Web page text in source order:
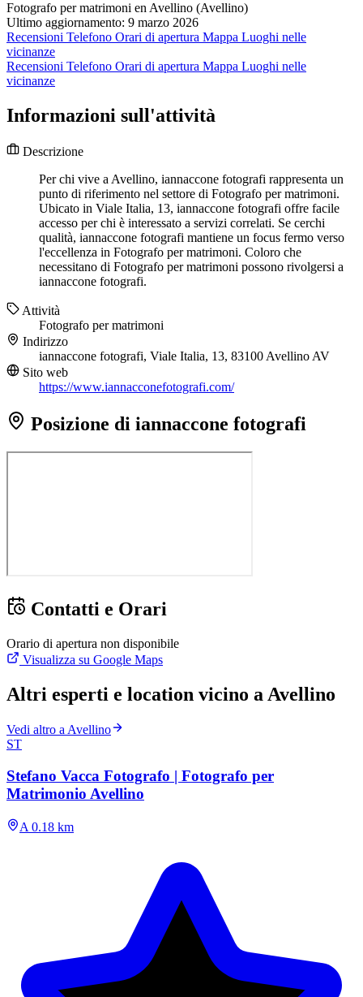
Fotografo per matrimoni en Avellino (Avellino)
Ultimo aggiornamento: 9 marzo 2026
Recensioni Telefono Orari di apertura Mappa Luoghi nelle
vicinanze
Recensioni Telefono Orari di apertura Mappa Luoghi nelle
vicinanze
Informazioni sull'attività
Descrizione
Per chi vive a Avellino, iannaccone fotografi rappresenta un
punto di riferimento nel settore di Fotografo per matrimoni.
Ubicato in Viale Italia, 13, iannaccone fotografi offre facile
accesso per chi è interessato a servizi correlati. Se cerchi
qualità, iannaccone fotografi mantiene un focus fermo verso
l'eccellenza in Fotografo per matrimoni. Coloro che
necessitano di Fotografo per matrimoni possono rivolgersi a
iannaccone fotografi.
Attività
Fotografo per matrimoni
Indirizzo
iannaccone fotografi, Viale Italia, 13, 83100 Avellino AV
Sito web
https://www.iannacconefotografi.com/
Posizione di iannaccone fotografi
Contatti e Orari
Orario di apertura non disponibile
Visualizza su Google Maps
Altri esperti e location vicino a Avellino
Vedi altro a Avellino
ST
Stefano Vacca Fotografo | Fotografo per
Matrimonio Avellino
A 0.18 km